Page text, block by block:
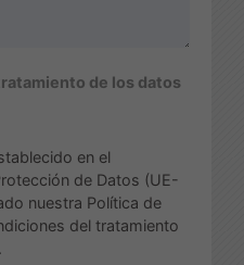
de los datos
en el
de Datos (UE-
nuestra Política de
del tratamiento